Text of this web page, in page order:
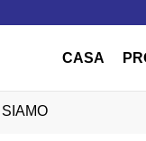
CASA